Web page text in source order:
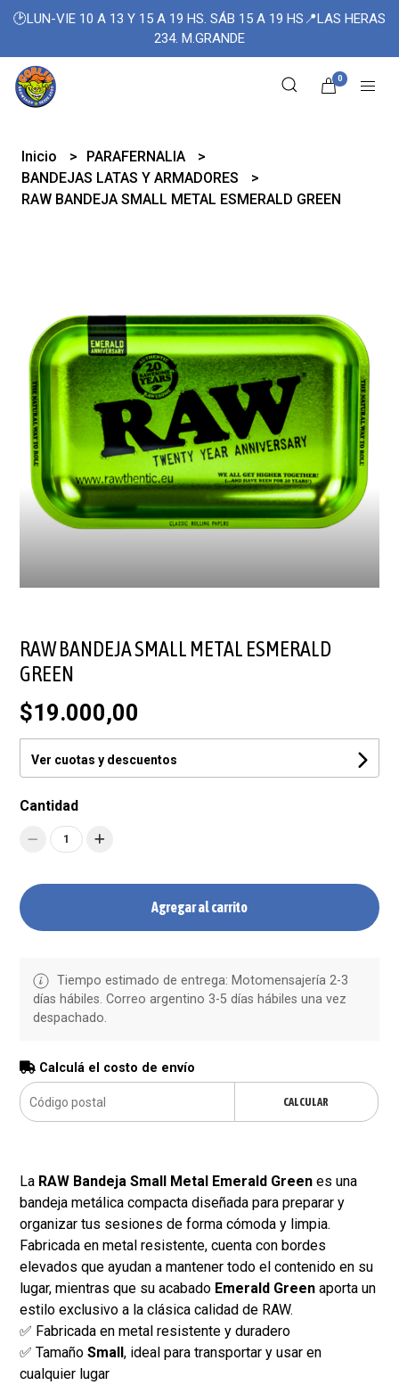
🕑LUN-VIE 10 A 13 Y 15 A 19 HS. SÁB 15 A 19 HS📍LAS HERAS
234. M.GRANDE
0
Inicio
PARAFERNALIA
BANDEJAS LATAS Y ARMADORES
RAW BANDEJA SMALL METAL ESMERALD GREEN
RAW BANDEJA SMALL METAL ESMERALD
GREEN
$19.000,00
Ver cuotas y descuentos
Cantidad
1
Agregar al carrito
Tiempo estimado de entrega: Motomensajería 2-3
días hábiles. Correo argentino 3-5 días hábiles una vez
despachado.
Calculá el costo de envío
CALCULAR
La RAW Bandeja Small Metal Emerald Green es una
bandeja metálica compacta diseñada para preparar y
organizar tus sesiones de forma cómoda y limpia.
Fabricada en metal resistente, cuenta con bordes
elevados que ayudan a mantener todo el contenido en su
lugar, mientras que su acabado Emerald Green aporta un
estilo exclusivo a la clásica calidad de RAW.
✅ Fabricada en metal resistente y duradero
✅ TamañoSmall, ideal para transportar y usar en
cualquier lugar